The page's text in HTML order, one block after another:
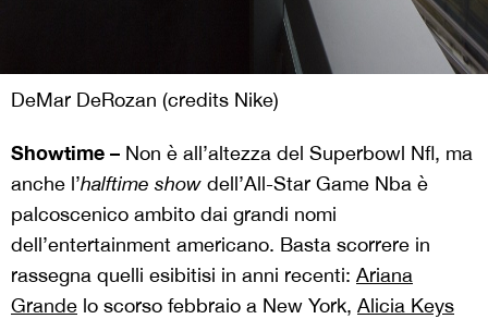
DeMar DeRozan (credits Nike)
Showtime – Non è all’altezza del Superbowl Nfl, ma
anche l’halftime show dell’All-Star Game Nba è
palcoscenico ambito dai grandi nomi
dell’entertainment americano. Basta scorrere in
rassegna quelli esibitisi in anni recenti: Ariana
Grande lo scorso febbraio a New York, Alicia Keys